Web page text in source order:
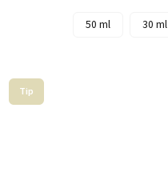
50 ml 30 ml
Tip